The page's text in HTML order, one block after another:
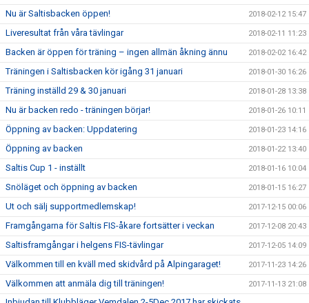
Nu är Saltisbacken öppen! 2018-02-12 15:47
Liveresultat från våra tävlingar 2018-02-11 11:23
Backen är öppen för träning – ingen allmän åkning ännu 2018-02-02 16:42
Träningen i Saltisbacken kör igång 31 januari 2018-01-30 16:26
Träning inställd 29 & 30 januari 2018-01-28 13:38
Nu är backen redo - träningen börjar! 2018-01-26 10:11
Öppning av backen: Uppdatering 2018-01-23 14:16
Öppning av backen 2018-01-22 13:40
Saltis Cup 1 - inställt 2018-01-16 10:04
Snöläget och öppning av backen 2018-01-15 16:27
Ut och sälj supportmedlemskap! 2017-12-15 00:06
Framgångarna för Saltis FIS-åkare fortsätter i veckan 2017-12-08 20:43
Saltisframgångar i helgens FIS-tävlingar 2017-12-05 14:09
Välkommen till en kväll med skidvård på Alpingaraget! 2017-11-23 14:26
Välkommen att anmäla dig till träningen! 2017-11-13 21:08